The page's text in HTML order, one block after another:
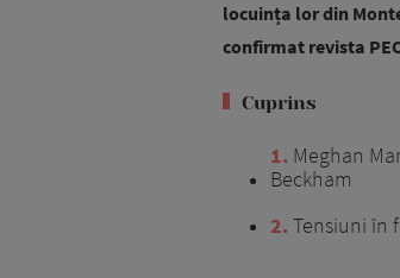
locuința lor din
confirmat revista
Cuprins
1 Meghan
Beckham
2 Tensiuni în